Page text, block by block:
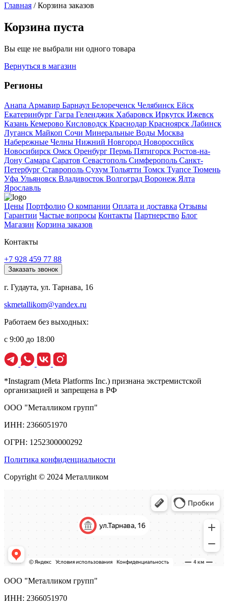
Главная /Корзина заказов
Корзина пуста
Вы еще не выбрали ни одного товара
Вернуться в магазин
Регионы
Анапа Армавир Барнаул Белореченск Челябинск Ейск
Екатеринбург Гагра Геленджик Хабаровск Иркутск Ижевск
Казань Кемерово Кисловодск Краснодар Красноярск Лабинск
Луганск Майкоп Сочи Минеральные Воды Москва
Набережные Челны Нижний Новгород Новороссийск
Новосибирск Омск Оренбург Пермь Пятигорск Ростов-на-
Дону Самара Саратов Севастополь Симферополь Санкт-
Петербург Ставрополь Сухум Тольятти Томск Туапсе Тюмень
Уфа Ульяновск Владивосток Волгоград Воронеж Ялта
Ярославль
Цены Портфолио О компании Оплата и доставка Отзывы
Гарантии Частые вопросы Контакты Партнерство Блог
Магазин Корзина заказов
Контакты
+7 928 459 77 88
Заказать звонок
г. Гудаута, ул. Тарнава, 16
skmetallikom@yandex.ru
Работаем без выходных:
с 9:00 до 18:00
*Instagram (Meta Platforms Inc.) признана экстремистской
организацией и запрещена в РФ
ООО "Металликом групп"
ИНН: 2366051970
ОГРН: 1252300000292
Политика конфиденциальности
Copyright © 2024 Металликом
ООО "Металликом групп"
ИНН: 2366051970